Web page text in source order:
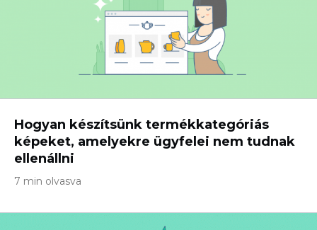
Hogyan készítsünk termékkategóriás
képeket, amelyekre ügyfelei nem tudnak
ellenállni
7 min olvasva